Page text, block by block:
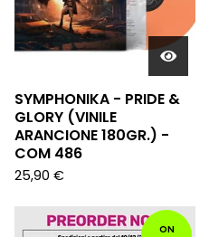
SYMPHONIKA - PRIDE &
GLORY (VINILE
ARANCIONE 180GR.) -
COM 486
25,90 €
ON